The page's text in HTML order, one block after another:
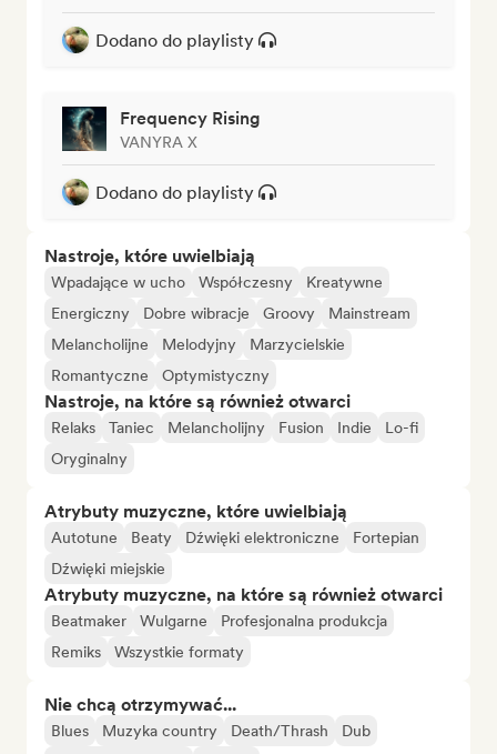
Dodano do playlisty
Frequency Rising
VANYRA X
Dodano do playlisty
Nastroje, które uwielbiają
Wpadające w ucho Współczesny
Kreatywne
Energiczny
Dobre wibracje Groovy
Mainstream
Melancholijne
Melodyjny
Marzycielskie
Romantyczne
Optymistyczny
Nastroje, na które są również otwarci
Relaks Taniec Melancholijny Fusion Indie
Lo-fi
Oryginalny
Atrybuty muzyczne, które uwielbiają
Autotune Beaty Dźwięki elektroniczne
Fortepian
Dźwięki miejskie
Atrybuty muzyczne, na które są również otwarci
Beatmaker Wulgarne
Profesjonalna produkcja
Remiks
Wszystkie formaty
Nie chcą otrzymywać...
Blues Muzyka country Death/Thrash
Dub